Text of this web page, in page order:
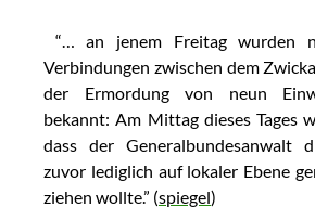
“… an jenem Freitag wurden
Verbindungen zwischen dem
der Ermordung von neun
bekannt: Am Mittag dieses Tages
dass der Generalbundesanwalt
zuvor lediglich auf lokaler Ebene
ziehen wollte.” (spiegel)